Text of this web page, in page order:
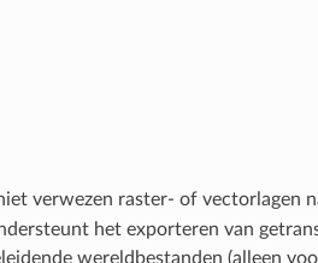
verwezen raster- of vectorlagen
het exporteren van
wereldbestanden (alleen